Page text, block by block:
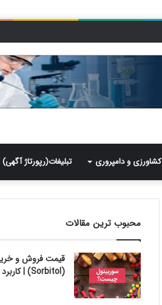
کشاورزی و دامپروری تبلیغات(رپورتاژ آگهی)
محبوب ترین مقالات
قیمت فروش و
(Sorbitol) | کاربرد سوربیتول